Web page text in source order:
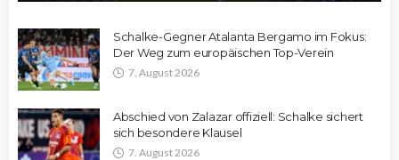
Schalke-Gegner Atalanta Bergamo im Fokus:
Der Weg zum europäischen Top-Verein
7. August 2026
Abschied von Zalazar offiziell: Schalke sichert
sich besondere Klausel
7. August 2026